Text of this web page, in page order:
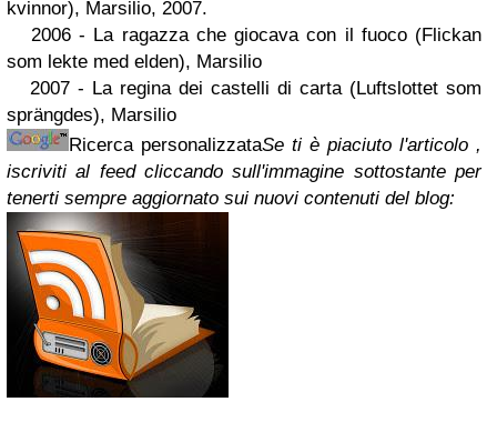
kvinnor), Marsilio, 2007.
2006 - La ragazza che giocava con il fuoco (Flickan
som lekte med elden), Marsilio
2007 - La regina dei castelli di carta (Luftslottet som
sprängdes), Marsilio
Ricerca personalizzataSe ti è piaciuto l'articolo ,
iscriviti al feed cliccando sull'immagine sottostante per
tenerti sempre aggiornato sui nuovi contenuti del blog: